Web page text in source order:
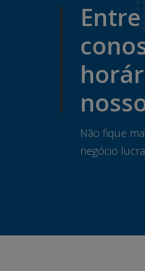
Não fique
negócio